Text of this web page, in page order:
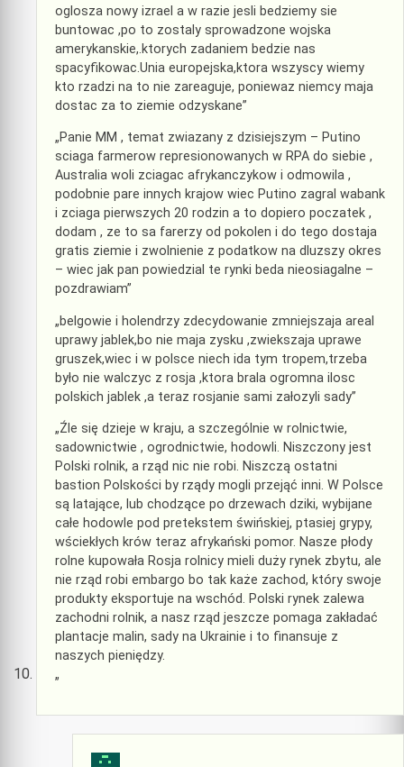
oglosza nowy izrael a w razie jesli bedziemy sie
buntowac ,po to zostaly sprowadzone wojska
amerykanskie,.ktorych zadaniem bedzie nas
spacyfikowac.Unia europejska,ktora wszyscy wiemy
kto rzadzi na to nie zareaguje, poniewaz niemcy maja
dostac za to ziemie odzyskane ”
„Panie MM , temat zwiazany z dzisiejszym – Putino
sciaga farmerow represionowanych w RPA do siebie ,
Australia woli zciagac afrykanczykow i odmowila ,
podobnie pare innych krajow wiec Putino zagral wabank
i zciaga pierwszych 20 rodzin a to dopiero poczatek ,
dodam , ze to sa farerzy od pokolen i do tego dostaja
gratis ziemie i zwolnienie z podatkow na dluzszy okres
– wiec jak pan powiedzial te rynki beda nieosiagalne –
pozdrawiam ”
„belgowie i holendrzy zdecydowanie zmniejszaja areal
uprawy jablek,bo nie maja zysku ,zwiekszaja uprawe
gruszek,wiec i w polsce niech ida tym tropem,trzeba
było nie walczyc z rosja ,ktora brala ogromna ilosc
polskich jablek ,a teraz rosjanie sami załozyli sady ”
„Źle się dzieje w kraju, a szczególnie w rolnictwie,
sadownictwie , ogrodnictwie, hodowli. Niszczony jest
Polski rolnik, a rząd nic nie robi. Niszczą ostatni
bastion Polskości by rządy mogli przejąć inni. W Polsce
są latające, lub chodzące po drzewach dziki, wybijane
całe hodowle pod pretekstem świńskiej, ptasiej grypy,
wściekłych krów teraz afrykański pomor. Nasze płody
rolne kupowała Rosja rolnicy mieli duży rynek zbytu, ale
nie rząd robi embargo bo tak każe zachod, który swoje
produkty eksportuje na wschód. Polski rynek zalewa
zachodni rolnik, a nasz rząd jeszcze pomaga zakładać
plantacje malin, sady na Ukrainie i to finansuje z
naszych pieniędzy.
„